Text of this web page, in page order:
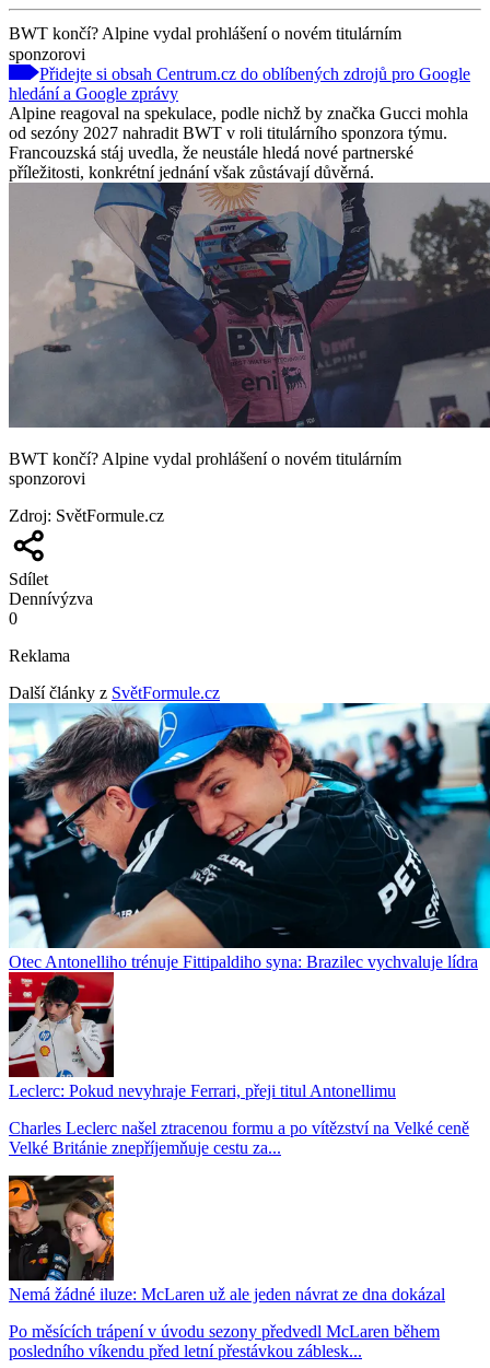
BWT končí? Alpine vydal prohlášení o novém titulárním
sponzorovi
Přidejte si obsah Centrum.cz do oblíbených zdrojů pro Google
hledání a Google zprávy
Alpine reagoval na spekulace, podle nichž by značka Gucci mohla
od sezóny 2027 nahradit BWT v roli titulárního sponzora týmu.
Francouzská stáj uvedla, že neustále hledá nové partnerské
příležitosti, konkrétní jednání však zůstávají důvěrná.
BWT končí? Alpine vydal prohlášení o novém titulárním
sponzorovi
Zdroj: SvětFormule.cz
Sdílet
Dennívýzva
0
Reklama
Další články z SvětFormule.cz
Otec Antonelliho trénuje Fittipaldiho syna: Brazilec vychvaluje lídra
Leclerc: Pokud nevyhraje Ferrari, přeji titul Antonellimu
Charles Leclerc našel ztracenou formu a po vítězství na Velké ceně
Velké Británie znepříjemňuje cestu za...
Nemá žádné iluze: McLaren už ale jeden návrat ze dna dokázal
Po měsících trápení v úvodu sezony předvedl McLaren během
posledního víkendu před letní přestávkou záblesk...